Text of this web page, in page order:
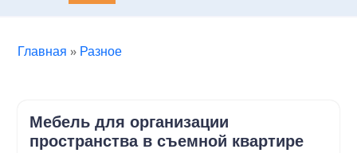
Главная » Разное
Мебель для организации
пространства в съемной квартире